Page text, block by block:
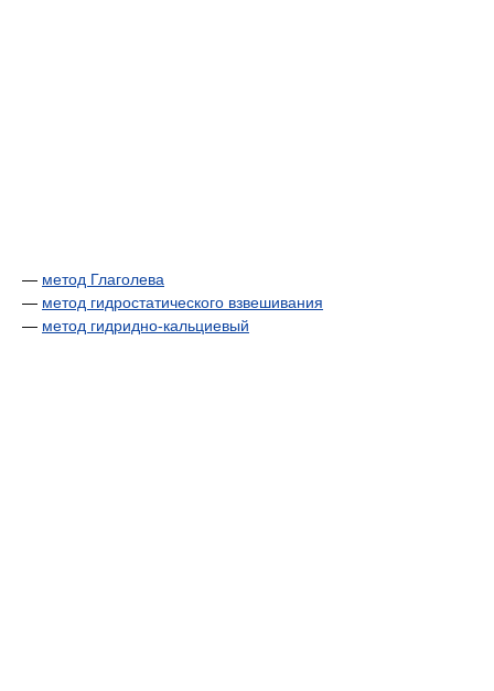
— метод Глаголева
— метод гидростатического взвешивания
— метод гидридно-кальциевый